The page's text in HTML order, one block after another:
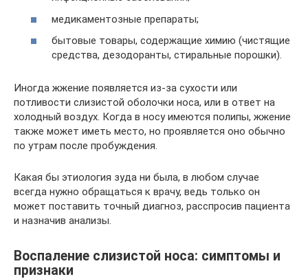
медикаментозные препараты;
бытовые товары, содержащие химию (чистящие
средства, дезодоранты, стиральные порошки).
Иногда жжение появляется из-за сухости или
потливости слизистой оболочки носа, или в ответ на
холодный воздух. Когда в носу имеются полипы, жжение
также может иметь место, но проявляется оно обычно
по утрам после пробуждения.
Какая бы этиология зуда ни была, в любом случае
всегда нужно обращаться к врачу, ведь только он
может поставить точный диагноз, расспросив пациента
и назначив анализы.
Воспаление слизистой носа: симптомы и
признаки